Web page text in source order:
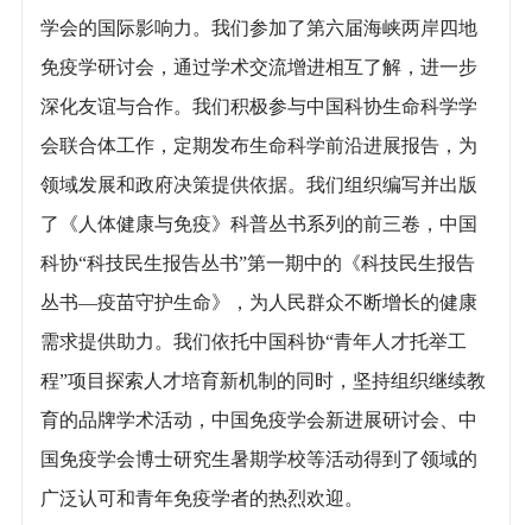
学会的国际影响力。我们参加了第六届海峡两岸四地
免疫学研讨会，通过学术交流增进相互了解，进一步
深化友谊与合作。我们积极参与中国科协生命科学学
会联合体工作，定期发布生命科学前沿进展报告，为
领域发展和政府决策提供依据。我们组织编写并出版
了《人体健康与免疫》科普丛书系列的前三卷，中国
科协“科技民生报告丛书”第一期中的《科技民生报告
丛书—疫苗守护生命》，为人民群众不断增长的健康
需求提供助力。我们依托中国科协“青年人才托举工
程”项目探索人才培育新机制的同时，坚持组织继续教
育的品牌学术活动，中国免疫学会新进展研讨会、中
国免疫学会博士研究生暑期学校等活动得到了领域的
广泛认可和青年免疫学者的热烈欢迎。